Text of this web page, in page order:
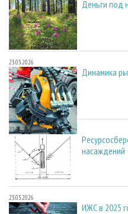
Деньги под
23.03.2026
Динамика
23.03.2026
насаждений
23.03.2026
ИЖС в 2025